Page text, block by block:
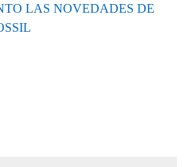
LAS NOVEDADES DE